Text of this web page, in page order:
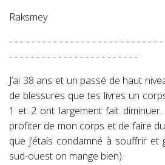
Raksmey
- - - - - - - - - - - - - - - - - - - - - - - - - - -
- - - - - - - - - - - - - - - - - - - - - - - -
J’ai 38 ans et un passé de haut
de blessures que tes livres un
1 et 2 ont largement fait diminuer.
profiter de mon corps et de faire
que j’étais condamné à souffrir
sud-ouest on mange bien).